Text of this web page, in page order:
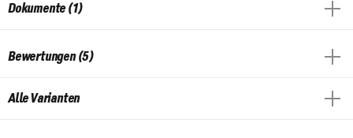
Dokumente (1)
Bewertungen (5)
Alle Varianten